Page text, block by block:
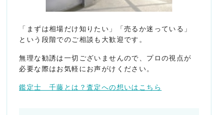
「まずは相場だけ知りたい」「売るか迷っている」
という段階でのご相談も大歓迎です。
無理な勧誘は一切ございませんので、プロの視点が
必要な際はお気軽にお声がけください。
鑑定士 千藤とは？査定への想いはこちら